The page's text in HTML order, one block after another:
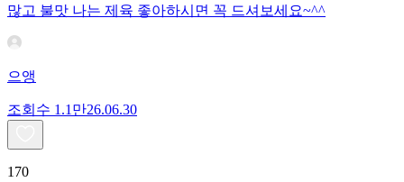
많고 불맛 나는 제육 좋아하시면 꼭 드셔보세요~^^
으앵
조회수 1.1만26.06.30
170